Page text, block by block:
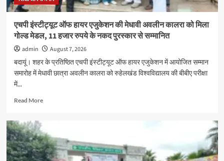
एचपी इंस्टीट्यूट ऑफ हायर एजुकेशन की मेधावी अवलीन कालरा को मिला
गोल्ड मेडल, 11 हजार रुपये के नकद पुरस्कार से सम्मानित
admin
August 7, 2026
बदायूं। शहर के प्रतिष्ठित एचपी इंस्टीट्यूट ऑफ हायर एजुकेशन में आयोजित सम्मान
समारोह में मेधावी छात्रा अवलीन कालरा को रुहेलखंड विश्वविद्यालय की बीबीए परीक्षा
में...
Read MoreRead
इंस्टीट्यूट
ऑफ
हायर